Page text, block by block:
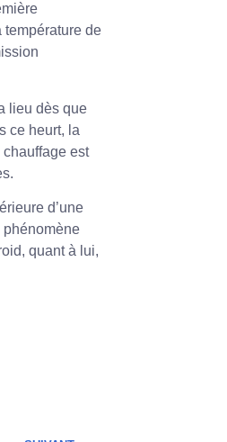
température de
lieu dès que
ce heurt, la
chauffage est
d’une
phénomène
quant à lui,